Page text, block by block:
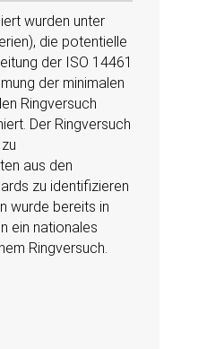
wurden unter
die potentielle
der ISO 14461
der minimalen
Ringversuch
Der Ringversuch
aus den
zu identifizieren
wurde bereits in
ein nationales
Ringversuch.